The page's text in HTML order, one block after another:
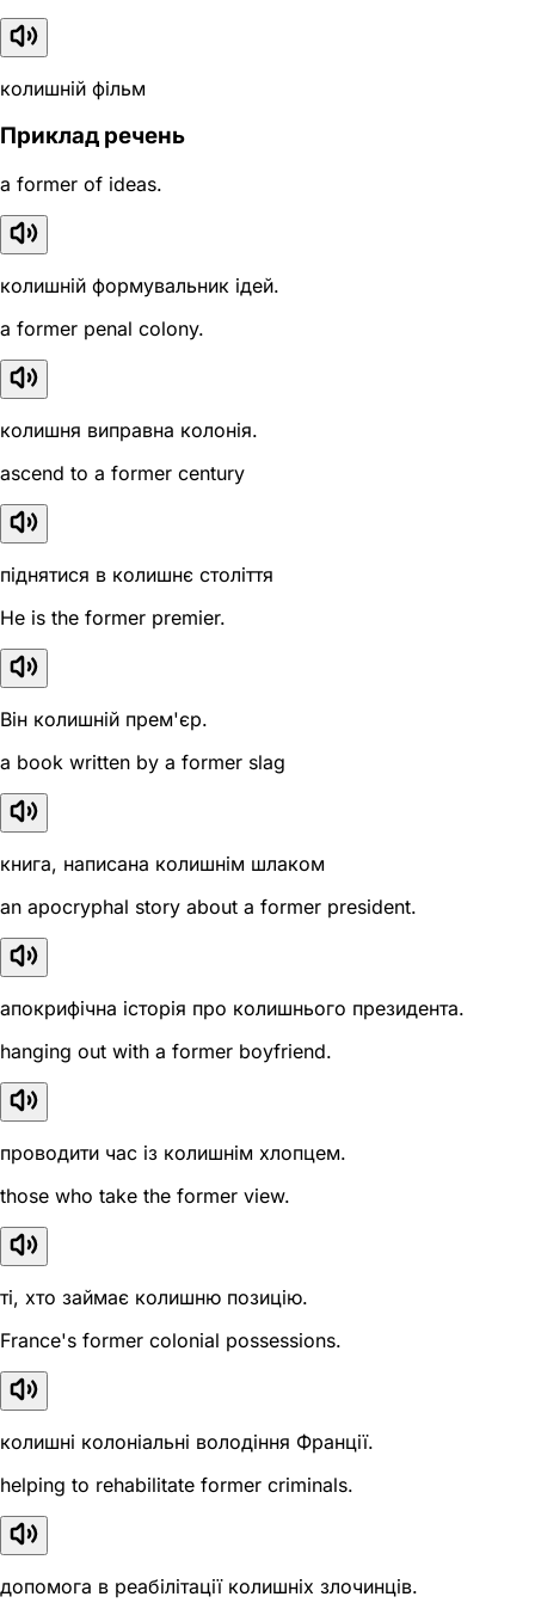
колишній фільм
Приклад речень
a former of ideas.
колишній формувальник ідей.
a former penal colony.
колишня виправна колонія.
ascend to a former century
піднятися в колишнє століття
He is the former premier.
Він колишній прем'єр.
a book written by a former slag
книга, написана колишнім шлаком
an apocryphal story about a former president.
апокрифічна історія про колишнього президента.
hanging out with a former boyfriend.
проводити час із колишнім хлопцем.
those who take the former view.
ті, хто займає колишню позицію.
France's former colonial possessions.
колишні колоніальні володіння Франції.
helping to rehabilitate former criminals.
допомога в реабілітації колишніх злочинців.